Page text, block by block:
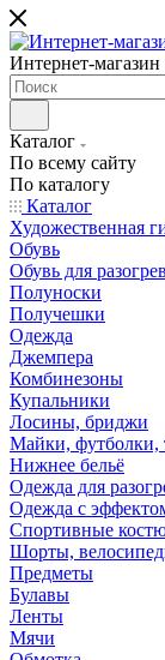
Интернет-магазин
Каталог
По всему сайту
По каталогу
Каталог
Художественная
Обувь
Обувь для
Полуноски
Получешки
Одежда
Джемпера
Комбинезоны
Купальники
Лосины, бриджи
Майки, футболки,
Нижнее бельё
Одежда для
Одежда с
Спортивные
Шорты,
Предметы
Булавы
Ленты
Мячи